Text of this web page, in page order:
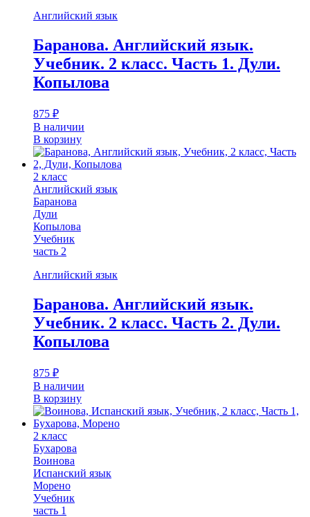
Английский язык
Баранова. Английский язык.
Учебник. 2 класс. Часть 1. Дули.
Копылова
875 ₽
В наличии
В корзину
2 класс
Английский язык
Баранова
Дули
Копылова
Учебник
часть 2
Английский язык
Баранова. Английский язык.
Учебник. 2 класс. Часть 2. Дули.
Копылова
875 ₽
В наличии
В корзину
2 класс
Бухарова
Воинова
Испанский язык
Морено
Учебник
часть 1